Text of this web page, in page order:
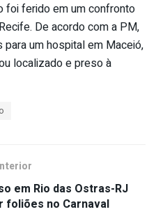
foi ferido em um confronto
De acordo com a PM,
um hospital em Maceió,
localizado e preso à
em Rio das Ostras-RJ
foliões no Carnaval